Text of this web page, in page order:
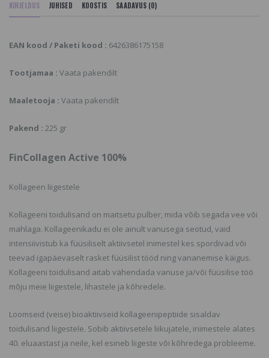
KIRJELDUS JUHISED KOOSTIS SAADAVUS (0)
EAN kood / Paketi kood : 6426386175158
Tootjamaa : Vaata pakendilt
Maaletooja : Vaata pakendilt
Pakend : 225 gr
FinCollagen Active 100%
Kollageen liigestele
Kollageeni toidulisand on maitsetu pulber, mida võib segada vee või
mahlaga. Kollageenikadu ei ole ainult vanusega seotud, vaid
intensiivistub ka füüsiliselt aktiivsetel inimestel kes spordivad või
teevad igapäevaselt rasket füüsilist tööd ning vananemise käigus.
Kollageeni toidulisand aitab vähendada vanuse ja/või füüsilise töö
mõju meie liigestele, lihastele ja kõhredele.
Loomseid (veise) bioaktiivseid kollageenipeptiide sisaldav
toidulisand liigestele. Sobib aktiivsetele liikujatele, inimestele alates
40. eluaastast ja neile, kel esineb liigeste või kõhredega probleeme.